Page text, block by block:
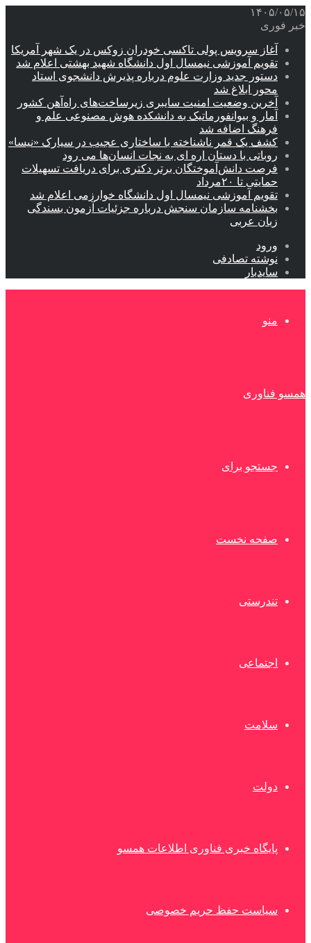
۱۴۰۵/۰۵/۱۵
خبر فوری
آغاز سرویس پولی تاکسی خودران زوکس در یک شهر آمریکا
تقویم آموزشی نیمسال اول دانشگاه شهید بهشتی اعلام شد
دستور جدید وزارت علوم درباره پذیرش دانشجوی استاد
محور ابلاغ شد
آخرین وضعیت امنیت سایبری زیرساخت‌های راه‌آهن کشور
آمار و بیوانفورماتیک به دانشکده هوش مصنوعی علم و
فرهنگ اضافه شد
کشف یک قمر ناشناخته با ساختاری عجیب در سیارک «نیسا»
روباتی با دستان اره ای به نجات انسان‌ها می رود
فرصت دانش‌آموختگان برتر دکتری‌ برای دریافت تسهیلات
حمایتی تا ۲۰مرداد
تقویم آموزشی نیمسال اول دانشگاه خوارزمی اعلام شد
بخشنامه سازمان سنجش درباره جزئیات آزمون بسندگی
زبان عربی
ورود
نوشته تصادفی
سایدبار
منو
همسو فناوری
جستجو برای
صفحه نخست
تندرستی
اجتماعی
سلامت
دولت
پایگاه خبری فناوری اطلاعات همسو
سیاست حفظ حریم خصوصی